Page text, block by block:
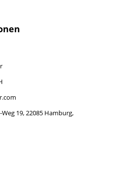
19, 22085 Hamburg,